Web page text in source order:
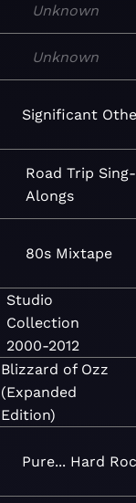
Unknown
Unknown
Significant
Road Trip Sing-
Alongs
80s Mixtape
Studio
Collection
2000-2012
Blizzard of Ozz
(Expanded
Edition)
Pure... Hard